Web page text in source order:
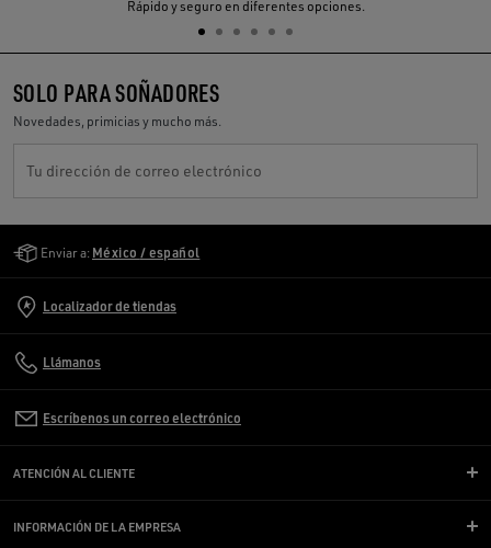
Rápido y seguro en diferentes opciones.
SOLO PARA SOÑADORES
Novedades, primicias y mucho más.
Tu dirección de correo electrónico
Enviar a: México / español
Localizador de tiendas
Llámanos
Escríbenos un correo electrónico
ATENCIÓN AL CLIENTE
INFORMACIÓN DE LA EMPRESA